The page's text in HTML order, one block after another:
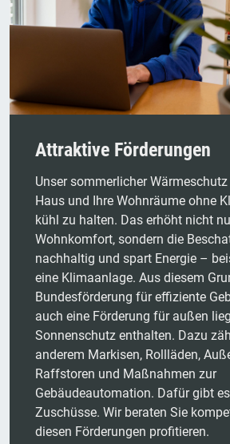
Attraktive Förderungen
Unser sommerlicher
Haus und Ihre Wohnräume ohne
kühl zu halten. Das erhöht nicht
Wohnkomfort, sondern die
nachhaltig und spart Energie –
eine Klimaanlage. Aus diesem
Bundesförderung für effiziente
auch eine Förderung für außen
Sonnenschutz enthalten. Dazu
anderem Markisen, Rollläden,
Raffstoren und Maßnahmen zur
Gebäudeautomation. Dafür gibt
Zuschüsse. Wir beraten Sie
diesen Förderungen profitieren.